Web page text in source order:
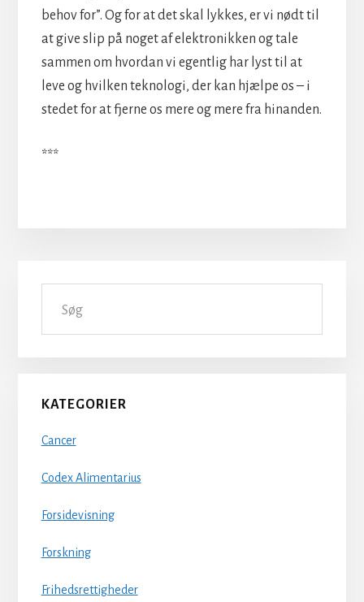
behov for”. Og for at det skal lykkes, er vi nødt til
at give slip på noget af elektronikken og tale
sammen om hvordan vi egentlig har lyst til at
leve og hvilken teknologi, der kan hjælpe os – i
stedet for at fjerne os mere og mere fra hinanden.
***
Primær
Sidebar
KATEGORIER
Cancer
Codex Alimentarius
Forsidevisning
Forskning
Frihedsrettigheder